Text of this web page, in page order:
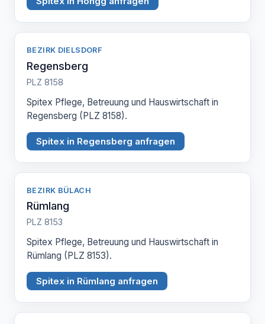
BEZIRK DIELSDORF
Regensberg
PLZ 8158
Spitex Pflege, Betreuung und Hauswirtschaft in
Regensberg (PLZ 8158).
Spitex in Regensberg anfragen
BEZIRK BÜLACH
Rümlang
PLZ 8153
Spitex Pflege, Betreuung und Hauswirtschaft in
Rümlang (PLZ 8153).
Spitex in Rümlang anfragen